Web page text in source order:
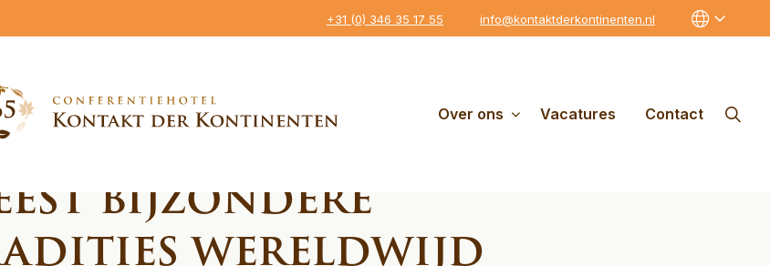
+31 (0) 346 35 17 55 info@kontaktderkontinenten.nl
Over ons Vacatures
Contact
bijzondere kersttradities wereldwijd
bijzondere
wereldwijd